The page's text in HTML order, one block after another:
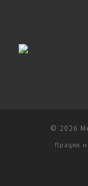
© 2026
Працює